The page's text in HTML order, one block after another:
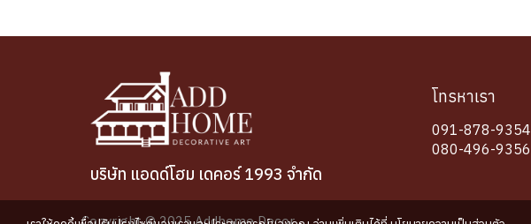
บริษัท แอดด์โฮม เดคอร์ 1993 จำกัด
โทรหาเรา
091-878-9354
080-496-9356